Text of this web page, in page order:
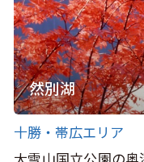
然別湖
十勝・帯広エリア